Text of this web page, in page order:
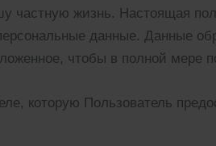
жизнь. Настоящая
данные. Данные
чтобы в полной мере
которую Пользователь